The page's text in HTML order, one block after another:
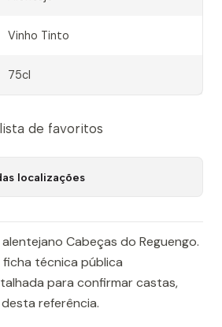
Vinho Tinto
75cl
de favoritos
localizações
Cabeças do Reguengo.
técnica pública
para confirmar castas,
referência.